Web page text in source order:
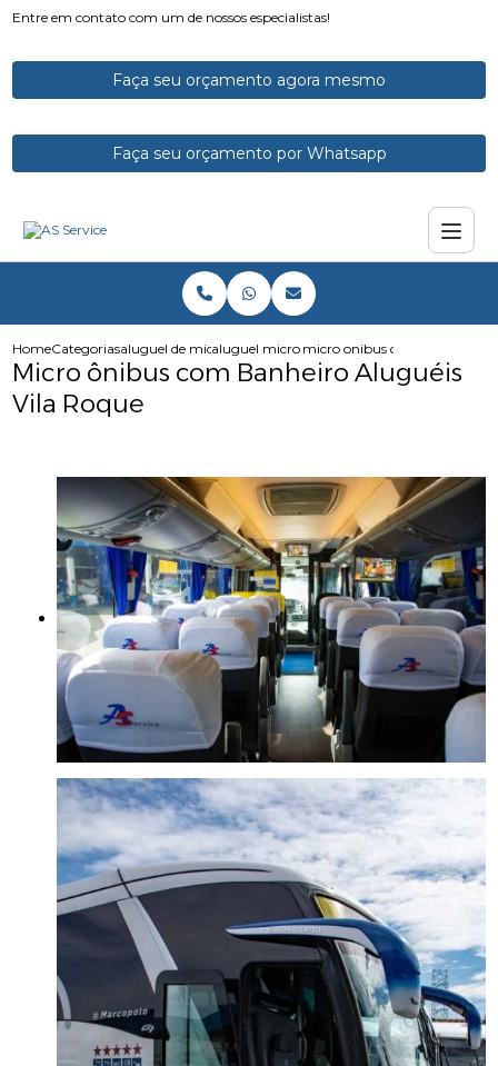
Entre em contato com um de nossos especialistas!
Faça seu orçamento agora mesmo
Faça seu orçamento por Whatsapp
HomeCategoriasaluguel de micro onibusaluguel micro onibus executivo
micro onibus com banheiro
Micro ônibus com Banheiro Aluguéis
Vila Roque